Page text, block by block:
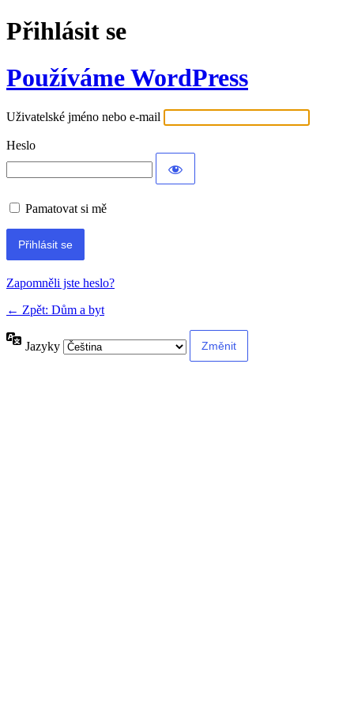
Přihlásit se
Používáme WordPress
Uživatelské jméno nebo e-mail
Heslo
Pamatovat si mě
Alternative:
Zapomněli jste heslo?
← Zpět: Dům a byt
Jazyky